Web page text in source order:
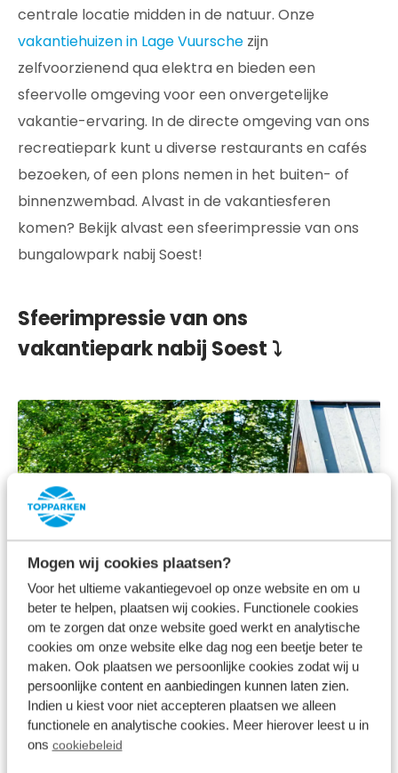
Mogen wij cookies plaatsen?
Voor het ultieme vakantiegevoel op onze website en om u
beter te helpen, plaatsen wij cookies. Functionele cookies
om te zorgen dat onze website goed werkt en analytische
cookies om onze website elke dag nog een beetje beter te
maken. Ook plaatsen we persoonlijke cookies zodat wij u
persoonlijke content en aanbiedingen kunnen laten zien.
Indien u kiest voor niet accepteren plaatsen we alleen
functionele en analytische cookies. Meer hierover leest u in
ons cookiebeleid
centrale locatie midden in de natuur. Onze
vakantiehuizen in Lage Vuursche zijn
zelfvoorzienend qua elektra en bieden een
sfeervolle omgeving voor een onvergetelijke
vakantie-ervaring. In de directe omgeving van ons
recreatiepark kunt u diverse restaurants en cafés
bezoeken, of een plons nemen in het buiten- of
binnenzwembad. Alvast in de vakantiesferen
komen? Bekijk alvast een sfeerimpressie van ons
bungalowpark nabij Soest!
Sfeerimpressie van ons
vakantiepark nabij Soest ⤵